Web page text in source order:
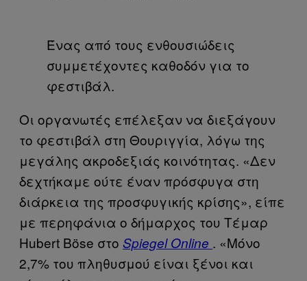
Ένας από τους ενθουσιώδεις
συμμετέχοντες καθοδόν για το
φεστιβάλ.
Οι οργανωτές επέλεξαν να διεξάγουν
το φεστιβάλ στη Θουριγγία, λόγω της
μεγάλης ακροδεξιάς κοινότητας. «Δεν
δεχτήκαμε ούτε έναν πρόσφυγα στη
διάρκεια της προσφυγικής κρίσης», είπε
με περηφάνια ο δήμαρχος του Τέμαρ
Hubert Böse στο Spiegel Online . «Μόνο
2,7% του πληθυσμού είναι ξένοι και